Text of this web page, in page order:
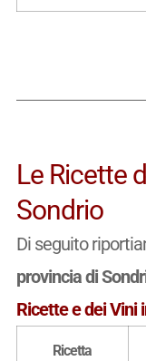
Le Ricette
Sondrio
Di seguito
provincia di
Ricette e dei Vini
Ricetta